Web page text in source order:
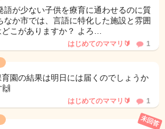
語が少ない子供を療育に通わせるのに質
なか市では、言語に特化した施設と雰囲
こがありますか？ よろ…
はじめてのママリ🔰 1
園の結果は明日には届くのでしょうか
🙌
はじめてのママリ🔰 1
未回答